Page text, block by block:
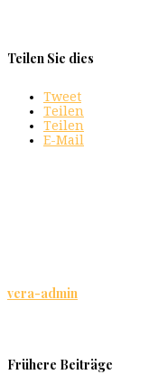
Teilen Sie dies
Tweet
Teilen
Teilen
E-Mail
vera-admin
Frühere Beiträge